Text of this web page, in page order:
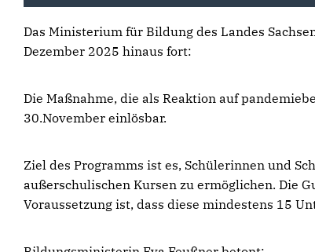
Das Ministerium für Bildung des Landes
Dezember 2025 hinaus fort:
Die Maßnahme, die als Reaktion auf
30.November einlösbar.
Ziel des Programms ist es, Schülerinnen und
außerschulischen Kursen zu ermöglichen. Die
Voraussetzung ist, dass diese mindestens 15